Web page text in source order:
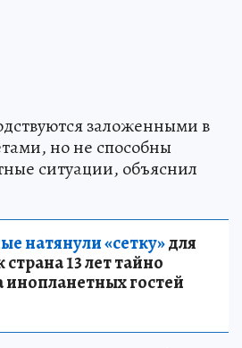
заложенными в
но не способны
ситуации, объяснил
натянули «сетку»для
13 лет тайно
инопланетных гостей